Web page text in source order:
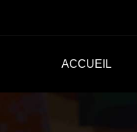
ACCUEIL